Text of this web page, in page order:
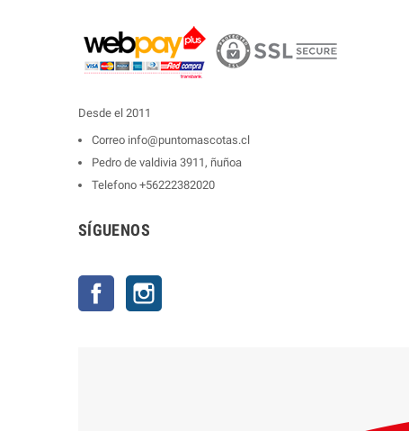
Desde el 2011
Correo info@puntomascotas.cl
Pedro de valdivia 3911, ñuñoa
Telefono +56222382020
SÍGUENOS
Facebook